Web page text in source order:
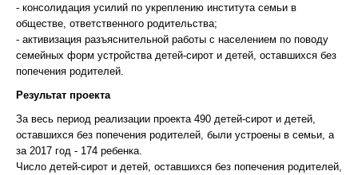
- консолидация усилий по укреплению института семьи в
обществе, ответственного родительства;
- активизация разъяснительной работы с населением по поводу
семейных форм устройства детей-сирот и детей, оставшихся без
попечения родителей.
Результат проекта
За весь период реализации проекта 490 детей-сирот и детей,
оставшихся без попечения родителей, были устроены в семьи, а
за 2017 год - 174 ребенка.
Число детей-сирот и детей, оставшихся без попечения родителей,